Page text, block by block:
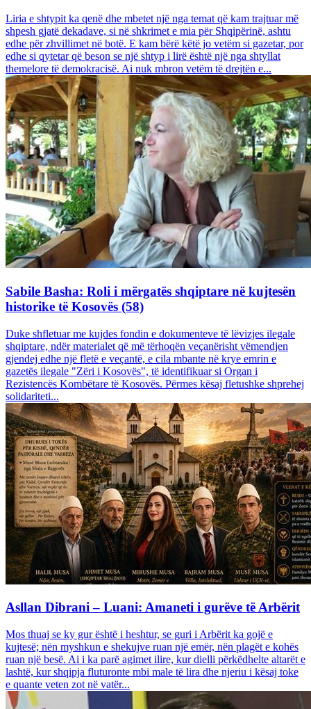
Liria e shtypit ka qenë dhe mbetet një nga temat që kam trajtuar më
shpesh gjatë dekadave, si në shkrimet e mia për Shqipërinë, ashtu
edhe për zhvillimet në botë. E kam bërë këtë jo vetëm si gazetar, por
edhe si qytetar që beson se një shtyp i lirë është një nga shtyllat
themelore të demokracisë. Ai nuk mbron vetëm të drejtën e...
Sabile Basha: Roli i mërgatës shqiptare në kujtesën
historike të Kosovës (58)
Duke shfletuar me kujdes fondin e dokumenteve të lëvizjes ilegale
shqiptare, ndër materialet që më tërhoqën veçanërisht vëmendjen
gjendej edhe një fletë e veçantë, e cila mbante në krye emrin e
gazetës ilegale "Zëri i Kosovës", të identifikuar si Organ i
Rezistencës Kombëtare të Kosovës. Përmes kësaj fletushke shprehej
solidariteti...
Asllan Dibrani – Luani: Amaneti i gurëve të Arbërit
Mos thuaj se ky gur është i heshtur, se guri i Arbërit ka gojë e
kujtesë; nën myshkun e shekujve ruan një emër, nën plagët e kohës
ruan një besë. Ai i ka parë agimet ilire, kur dielli përkëdhelte altarët e
lashtë, kur shqipja fluturonte mbi male të lira dhe njeriu i kësaj toke
e quante veten zot në vatër...